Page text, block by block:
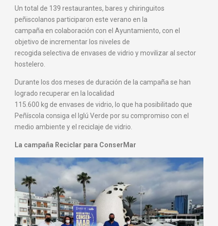
Un total de 139 restaurantes, bares y chiringuitos
peñiscolanos participaron este verano en la
campaña en colaboración con el Ayuntamiento, con el
objetivo de incrementar los niveles de
recogida selectiva de envases de vidrio y movilizar al sector
hostelero.
Durante los dos meses de duración de la campaña se han
logrado recuperar en la localidad
115.600 kg de envases de vidrio, lo que ha posibilitado que
Peñíscola consiga el Iglú Verde por su compromiso con el
medio ambiente y el reciclaje de vidrio.
La campaña Reciclar para ConserMar